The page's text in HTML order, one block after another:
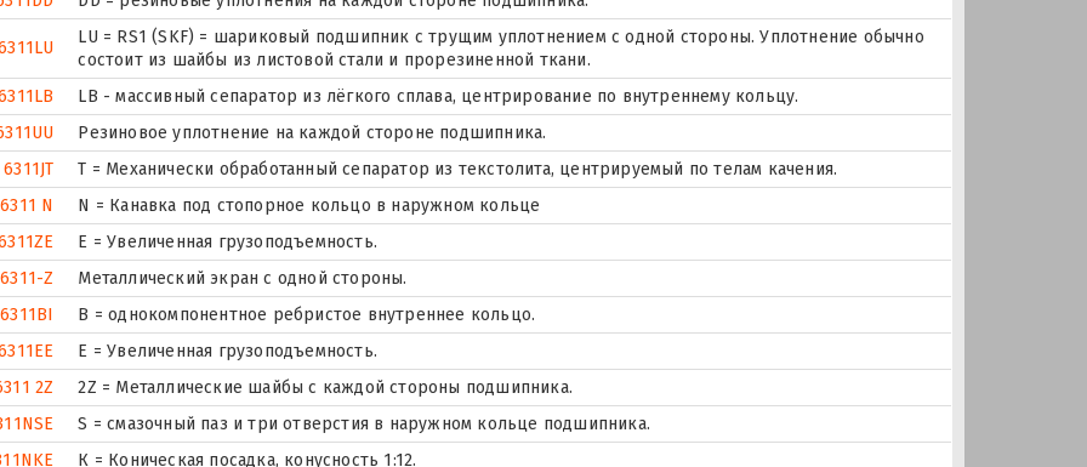
LU = RS1 (SKF) = шариковый подшипник с трущим уплотнением с одной стороны. Уплотнение обычно
состоит из шайбы из листовой стали и прорезиненной ткани.
LB - массивный сепаратор из лёгкого сплава, центрирование по внутреннему кольцу.
Резиновое уплотнение на каждой стороне подшипника.
6311JT
T = Механически обработанный сепаратор из текстолита, центрируемый по телам качения.
6311 N
N = Канавка под стопорное кольцо в наружном кольце
Е = Увеличенная грузоподъемность.
6311-Z
Металлический экран с одной стороны.
6311BI
B = однокомпонентное ребристое внутреннее кольцо.
Е = Увеличенная грузоподъемность.
2Z
2Z = Металлические шайбы с каждой стороны подшипника.
S = смазочный паз и три отверстия в наружном кольце подшипника.
К = Коническая посадка, конусность 1:12.